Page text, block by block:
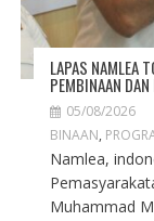
LAPAS NAMLEA
PEMBINAAN
05/08/2026
BINAAN,
Namlea,
Muhammad